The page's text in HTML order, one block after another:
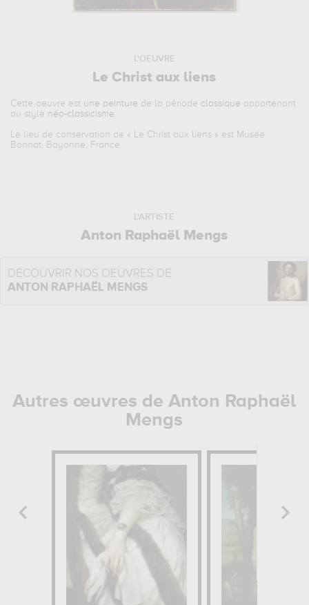
L'OEUVRE
Le Christ aux liens
Cette oeuvre est une peinture de la période classique appartenant
au style néo-classicisme.
Le lieu de conservation de « Le Christ aux liens » est Musée
Bonnat, Bayonne, France.
L'ARTISTE
Anton Raphaël Mengs
DÉCOUVRIR NOS OEUVRES DE
ANTON RAPHAËL MENGS
Autres œuvres de Anton Raphaël
Mengs